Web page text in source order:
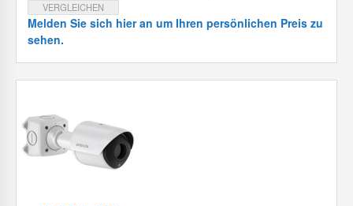
VERGLEICHEN
Melden Sie sich hier an um Ihren persönlichen Preis zu
sehen.